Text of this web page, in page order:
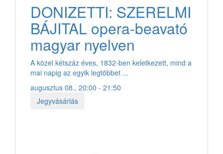
DONIZETTI: SZERELMI
BÁJITAL opera-beavató
magyar nyelven
A közel kétszáz éves, 1832-ben keletkezett, mind a
mai napig az egyik legtöbbet ...
augusztus 08., 20:00 - 21:50
Jegyvásárlás